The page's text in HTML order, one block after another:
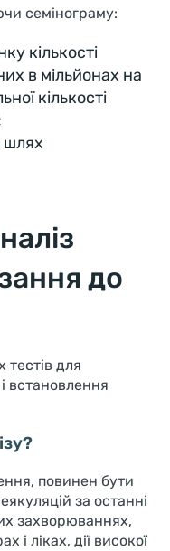
семінограму:
кількості
в мільйонах на
кількості
шлях
до
для
встановлення
повинен бути
за останні
захворюваннях,
і ліках, дії високої